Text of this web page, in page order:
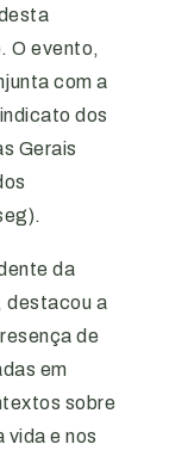
O evento,
com a
dos
Gerais
da
destacou a
de
em
sobre
vida e nos